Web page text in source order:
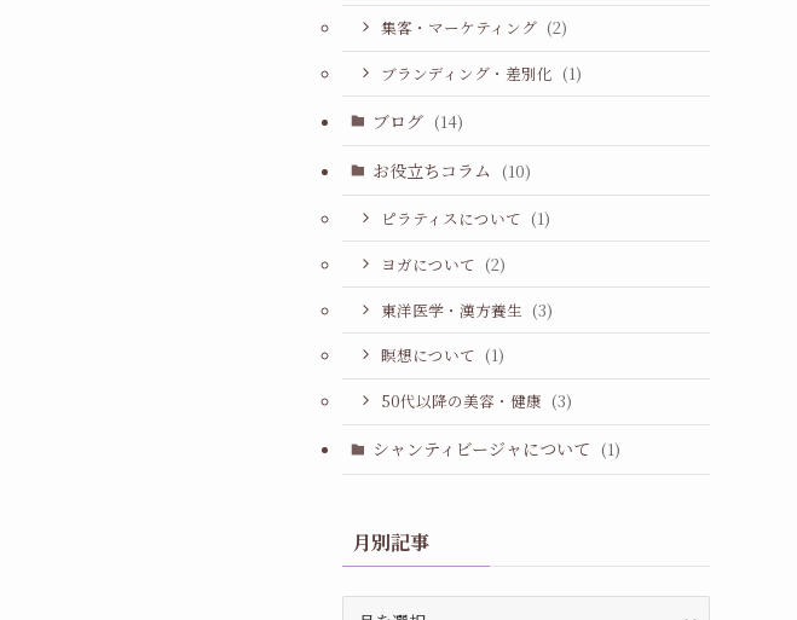
集客・マーケティング (2)
ブランディング・差別化 (1)
ブログ (14)
お役立ちコラム (10)
ピラティスについて (1)
ヨガについて (2)
東洋医学・漢方養生 (3)
瞑想について (1)
50代以降の美容・健康 (3)
シャンティビージャについて (1)
月別記事